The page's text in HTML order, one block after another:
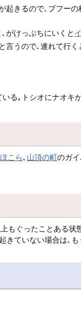
起きるので､ブフー
がけっぷちにいくと
言うので､連れて行く
る｡トシオにナオ
こら､ 山頂の町のガ
もぐったことある状
きていない場合は､